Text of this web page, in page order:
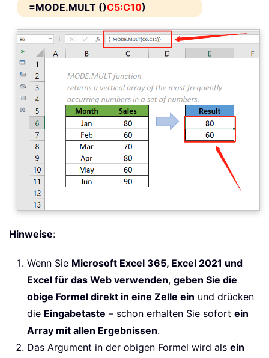
=MODE.MULT ()C5:C10)
Hinweise:
Wenn Sie Microsoft Excel 365, Excel 2021 und
Excel für das Web verwenden, geben Sie die
obige Formel direkt in eine Zelle ein und drücken
die Eingabetaste – schon erhalten Sie sofort ein
Array mit allen Ergebnissen.
Das Argument in der obigen Formel wird als ein